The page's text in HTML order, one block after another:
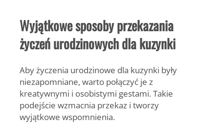
Wyjątkowe sposoby przekazania
życzeń urodzinowych dla kuzynki
Aby życzenia urodzinowe dla kuzynki były
niezapomniane, warto połączyć je z
kreatywnymi i osobistymi gestami. Takie
podejście wzmacnia przekaz i tworzy
wyjątkowe wspomnienia.